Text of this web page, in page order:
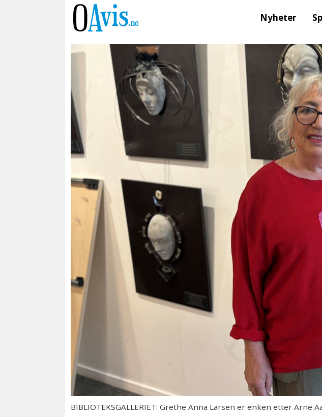
Nyheter
BIBLIOTEKSGALLERIET: Grethe Anna Larsen er enken etter